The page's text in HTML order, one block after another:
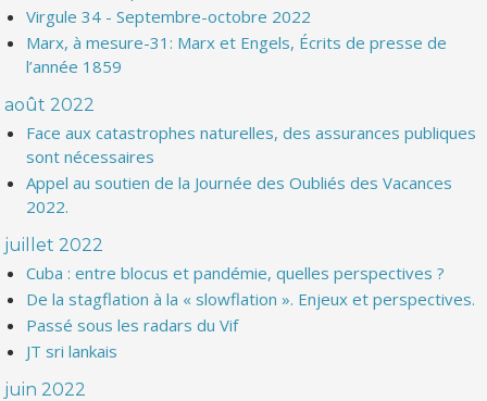
Virgule 34 - Septembre-octobre 2022
Marx, à mesure-31: Marx et Engels, Écrits de presse de
l’année 1859
août 2022
Face aux catastrophes naturelles, des assurances publiques
sont nécessaires
Appel au soutien de la Journée des Oubliés des Vacances
2022.
juillet 2022
Cuba : entre blocus et pandémie, quelles perspectives ?
De la stagflation à la « slowflation ». Enjeux et perspectives.
Passé sous les radars du Vif
JT sri lankais
juin 2022